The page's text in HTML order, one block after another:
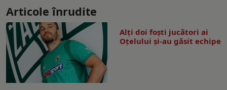
Articole înrudite
Alți doi foști jucători ai
Oțelului și-au găsit echipe